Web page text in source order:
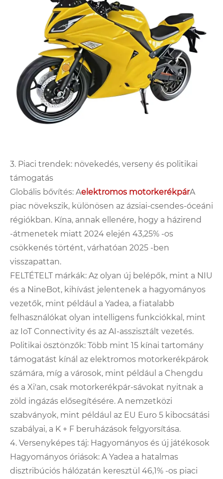
3. Piaci trendek: növekedés, verseny és politikai
támogatás
Globális bővítés: Aelektromos motorkerékpárA
piac növekszik, különösen az ázsiai-csendes-óceáni
régiókban. Kína, annak ellenére, hogy a házirend
-átmenetek miatt 2024 elején 43,25% -os
csökkenés történt, várhatóan 2025 -ben
visszapattan.
FELTÉTELT márkák: Az olyan új belépők, mint a NIU
és a NineBot, kihívást jelentenek a hagyományos
vezetők, mint például a Yadea, a fiatalabb
felhasználókat olyan intelligens funkciókkal, mint
az IoT Connectivity és az AI-asszisztált vezetés.
Politikai ösztönzők: Több mint 15 kínai tartomány
támogatást kínál az elektromos motorkerékpárok
számára, míg a városok, mint például a Chengdu
és a Xi'an, csak motorkerékpár-sávokat nyitnak a
zöld ingázás elősegítésére. A nemzetközi
szabványok, mint például az EU Euro 5 kibocsátási
szabályai, a K + F beruházások felgyorsítása.
4. Versenyképes táj: Hagyományos és új játékosok
Hagyományos óriások: A Yadea a hatalmas
disztribúciós hálózatán keresztül 46,1% -os piaci